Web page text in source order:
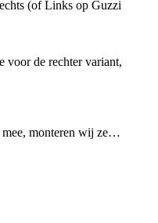
(of Links op Guzzi
voor de rechter variant,
mee, monteren wij ze…